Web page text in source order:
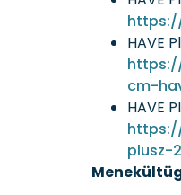
HAVE
cm-
HAVE
plusz-